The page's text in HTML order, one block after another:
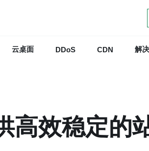
云桌面 DDoS CDN 解
高效稳定的